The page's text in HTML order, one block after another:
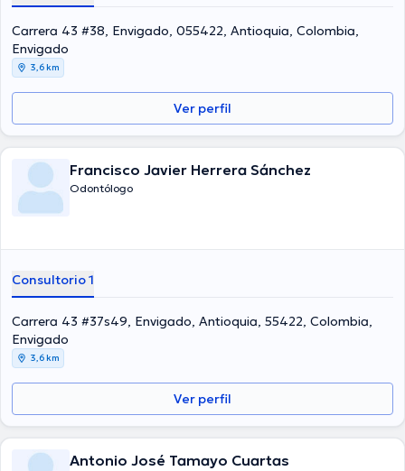
Carrera 43 #38, Envigado, 055422, Antioquia, Colombia,
Envigado
3,6 km
Ver perfil
Francisco Javier Herrera Sánchez
Odontólogo
Consultorio 1
Carrera 43 #37s49, Envigado, Antioquia, 55422, Colombia,
Envigado
3,6 km
Ver perfil
Antonio José Tamayo Cuartas